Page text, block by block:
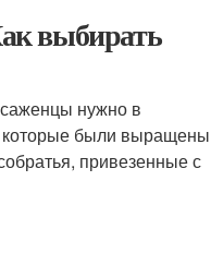
выбирать
нужно в
которые были
привезенные с